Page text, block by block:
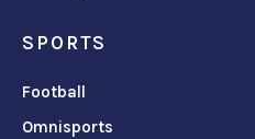
SPORTS
Football
Omnisports